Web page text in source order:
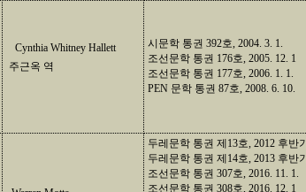
Cynthia Whitney Hallett
주근옥 역
시문학 통권 392호, 2004. 3. 1.
조선문학 통권 176호, 2005. 12. 1
조선문학 통권 177호, 2006. 1. 1.
PEN 문학 통권 87호, 2008. 6. 10.
두레문학 통권 제13호, 2012 후반기
두레문학 통권 제14호, 2013 후반기
조선문학 통권 307호, 2016. 11. 1.
조선문학 통권 308호, 2016. 12. 1